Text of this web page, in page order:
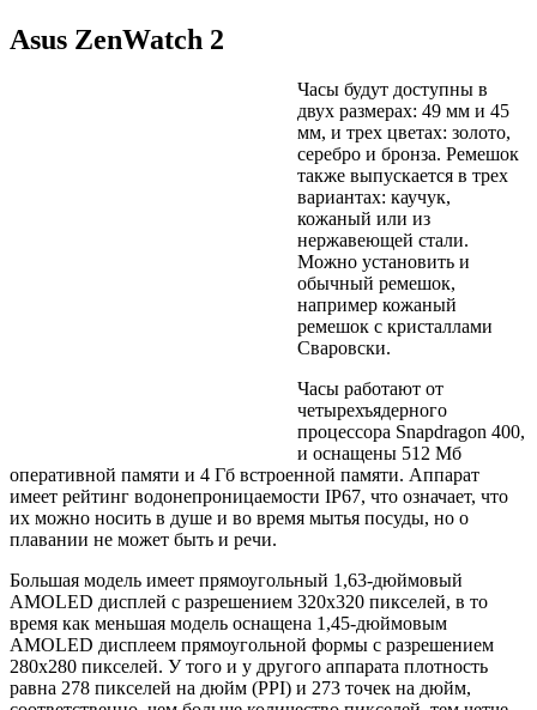
Asus ZenWatch 2
Часы будут доступны в
двух размерах: 49 мм и 45
мм, и трех цветах: золото,
серебро и бронза. Ремешок
также выпускается в трех
вариантах: каучук,
кожаный или из
нержавеющей стали.
Можно установить и
обычный ремешок,
например кожаный
ремешок с кристаллами
Сваровски.
Часы работают от
четырехъядерного
процессора Snapdragon 400,
и оснащены 512 Мб
оперативной памяти и 4 Гб встроенной памяти. Аппарат
имеет рейтинг водонепроницаемости IP67, что означает, что
их можно носить в душе и во время мытья посуды, но о
плавании не может быть и речи.
Большая модель имеет прямоугольный 1,63-дюймовый
AMOLED дисплей с разрешением 320x320 пикселей, в то
время как меньшая модель оснащена 1,45-дюймовым
AMOLED дисплеем прямоугольной формы с разрешением
280x280 пикселей. У того и у другого аппарата плотность
равна 278 пикселей на дюйм (PPI) и 273 точек на дюйм,